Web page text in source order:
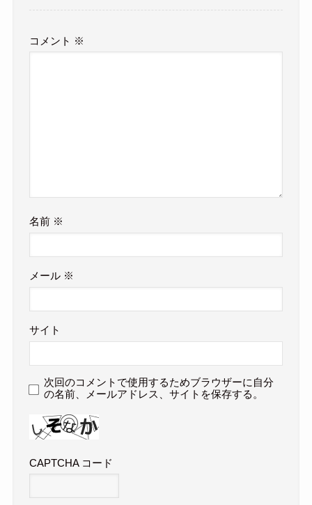
コメント ※
名前 ※
メール ※
サイト
次回のコメントで使用するためブラウザーに自分
の名前、メールアドレス、サイトを保存する。
CAPTCHA コード